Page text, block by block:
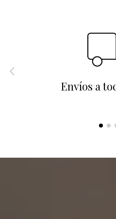
Envíos a